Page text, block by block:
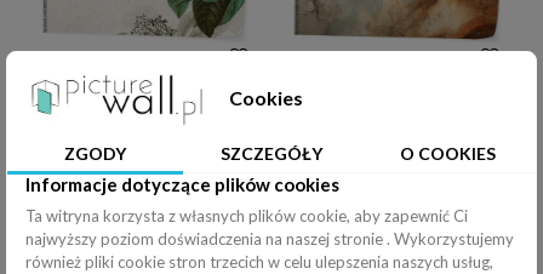
Fototapeta samoprzylepna Jezioro w górach. Obraz 3D
Cookies
ZGODY SZCZEGÓŁY O COOKIES
Informacje dotyczące plików cookies
Ta witryna korzysta z własnych plików cookie, aby zapewnić Ci
najwyższy poziom doświadczenia na naszej stronie . Wykorzystujemy
również pliki cookie stron trzecich w celu ulepszenia naszych usług,